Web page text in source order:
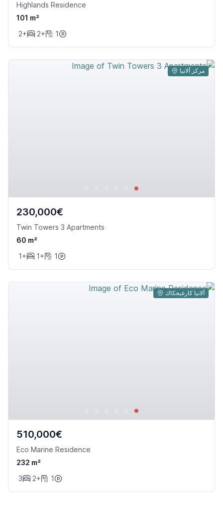
Highlands Residence
101 m²
2+
2+ 1
مركز ألانيا
230,000€
Twin Towers 3 Apartments
60 m²
1+
1+ 1
ألانيا كارغيجكاك
510,000€
Eco Marine Residence
232 m²
3
2+ 1